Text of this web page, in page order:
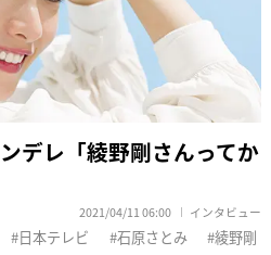
デレ「綾野剛さんってか
2021/04/11 06:00 インタビュー
日本テレビ 石原さとみ 綾野剛